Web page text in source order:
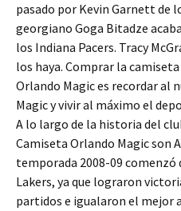
pasado por Kevin Garnett de
georgiano Goga Bitadze
los Indiana Pacers. Tracy
los haya. Comprar la camiseta
Orlando Magic es recordar al
Magic y vivir al máximo el
A lo largo de la historia del
Camiseta Orlando Magic son
temporada 2008-09
Lakers, ya que lograron
partidos e igualaron el mejor